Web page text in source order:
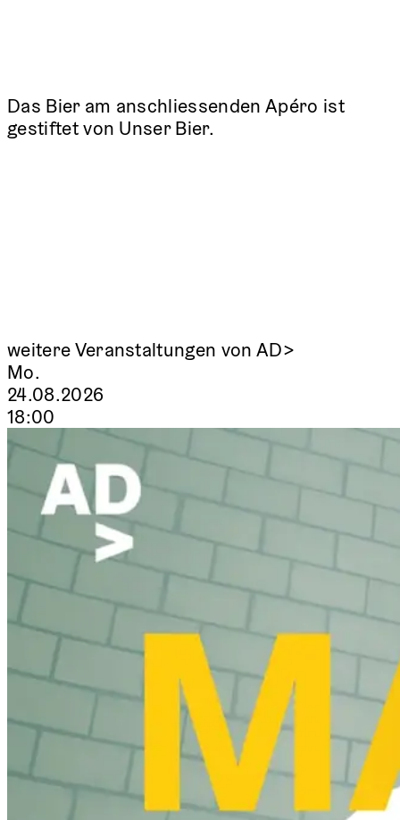
Das Bier am anschliessenden Apéro ist
gestiftet von Unser Bier.
weitere Veranstaltungen von AD>
Mo.
24.08.2026
18:00